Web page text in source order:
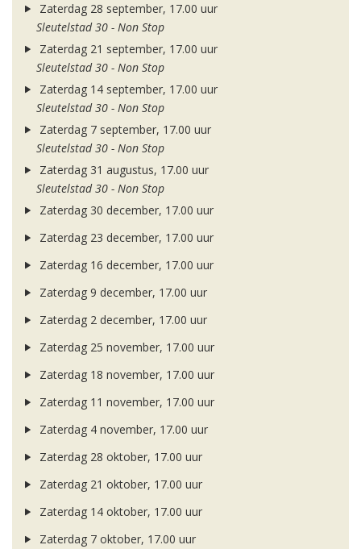
Zaterdag 28 september, 17.00 uur
Sleutelstad 30 - Non Stop
Zaterdag 21 september, 17.00 uur
Sleutelstad 30 - Non Stop
Zaterdag 14 september, 17.00 uur
Sleutelstad 30 - Non Stop
Zaterdag 7 september, 17.00 uur
Sleutelstad 30 - Non Stop
Zaterdag 31 augustus, 17.00 uur
Sleutelstad 30 - Non Stop
Zaterdag 30 december, 17.00 uur
Zaterdag 23 december, 17.00 uur
Zaterdag 16 december, 17.00 uur
Zaterdag 9 december, 17.00 uur
Zaterdag 2 december, 17.00 uur
Zaterdag 25 november, 17.00 uur
Zaterdag 18 november, 17.00 uur
Zaterdag 11 november, 17.00 uur
Zaterdag 4 november, 17.00 uur
Zaterdag 28 oktober, 17.00 uur
Zaterdag 21 oktober, 17.00 uur
Zaterdag 14 oktober, 17.00 uur
Zaterdag 7 oktober, 17.00 uur